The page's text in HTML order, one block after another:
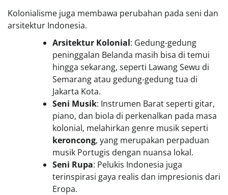
Kolonialisme juga membawa perubahan pada seni dan
arsitektur Indonesia.
Arsitektur Kolonial: Gedung-gedung
peninggalan Belanda masih bisa di temui
hingga sekarang, seperti Lawang Sewu di
Semarang atau gedung-gedung tua di
Jakarta Kota.
Seni Musik: Instrumen Barat seperti gitar,
piano, dan biola di perkenalkan pada masa
kolonial, melahirkan genre musik seperti
keroncong, yang merupakan perpaduan
musik Portugis dengan nuansa lokal.
Seni Rupa: Pelukis Indonesia juga
terinspirasi gaya realis dan impresionis dari
Eropa.